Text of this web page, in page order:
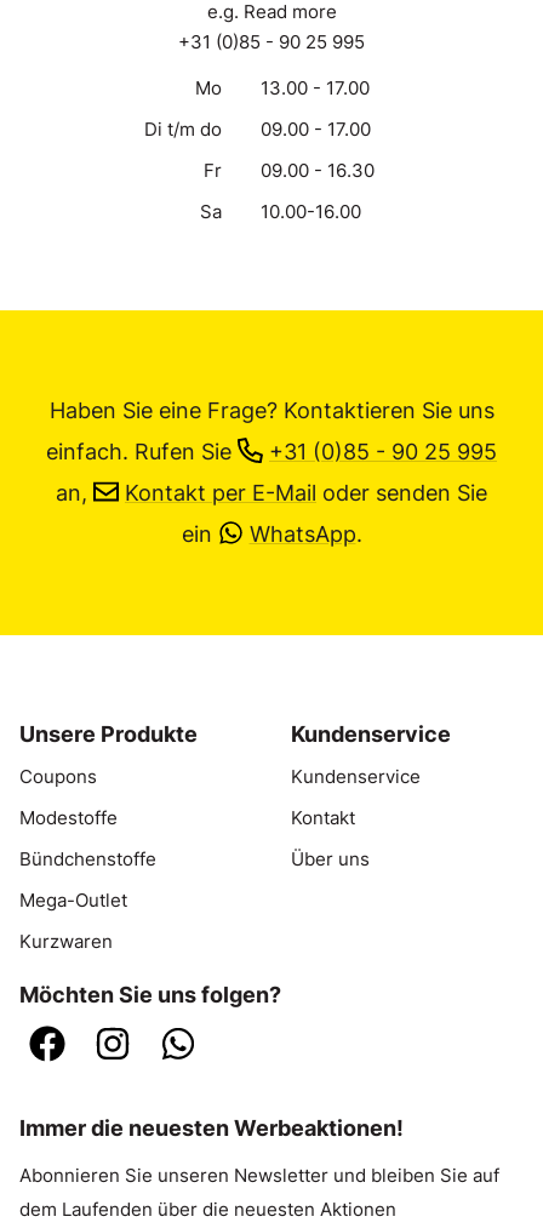
e.g. Read more
+31 (0)85 - 90 25 995
Mo
13.00 - 17.00
Di t/m do
09.00 - 17.00
Fr
09.00 - 16.30
Sa
10.00-16.00
Haben Sie eine Frage? Kontaktieren Sie uns
einfach. Rufen Sie
+31 (0)85 - 90 25 995
an,
Kontakt per E-Mail oder senden Sie
ein
WhatsApp.
Unsere Produkte
Coupons
Modestoffe
Bündchenstoffe
Mega-Outlet
Kurzwaren
Kundenservice
Kundenservice
Kontakt
Über uns
Möchten Sie uns folgen?
Immer die neuesten Werbeaktionen!
Abonnieren Sie unseren Newsletter und bleiben Sie auf
dem Laufenden über die neuesten Aktionen